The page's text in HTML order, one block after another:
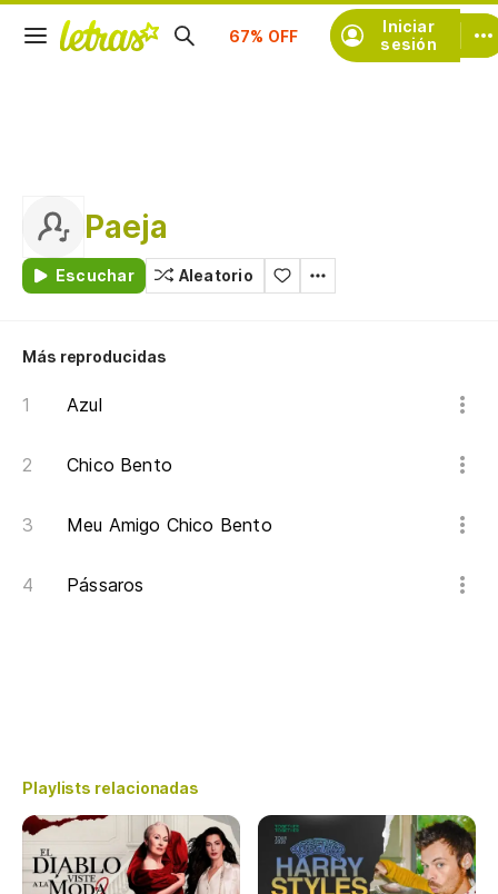
Iniciar
sesión
Suscríbete
Paeja
Escuchar Aleatorio
Más reproducidas
Azul
Chico Bento
Meu Amigo Chico Bento
Pássaros
Playlists relacionadas